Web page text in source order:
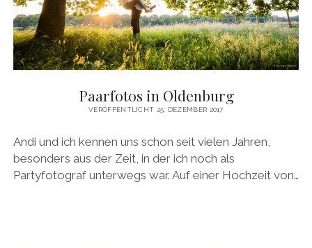
Paarfotos in Oldenburg
VERÖFFENTLICHT 25. DEZEMBER 2017
Andi und ich kennen uns schon seit vielen Jahren,
besonders aus der Zeit, in der ich noch als
Partyfotograf unterwegs war. Auf einer Hochzeit von…